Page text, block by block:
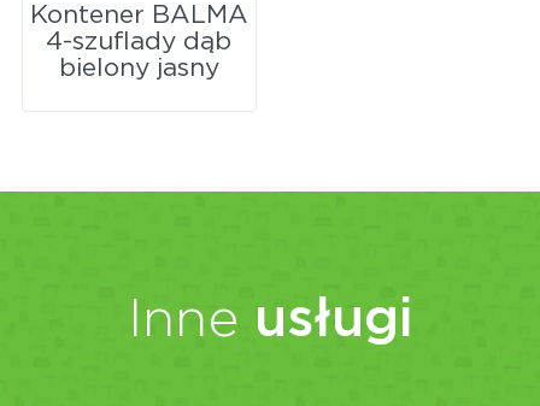
Kontener BALMA
4-szuflady dąb
bielony jasny
Inne usługi